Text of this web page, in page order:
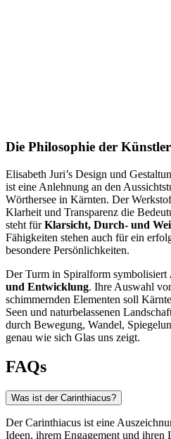
Die Philosophie der
Elisabeth Juri’s Design und
ist eine Anlehnung an den
Wörthersee in Kärnten. Der
Klarheit und Transparenz die
steht fürKlarsicht, Durch- und
Fähigkeiten stehen auch für ein
besondere Persönlichkeiten.
Der Turm in Spiralform symbolisiert
und Entwicklung. Ihre Auswahl
schimmernden Elementen soll
Seen und naturbelassenen
durch Bewegung, Wandel,
genau wie sich Glas uns zeigt.
FAQs
Was ist der Carinthiacus?
Der Carinthiacus ist eine
Ideen, ihrem Engagement und ihren